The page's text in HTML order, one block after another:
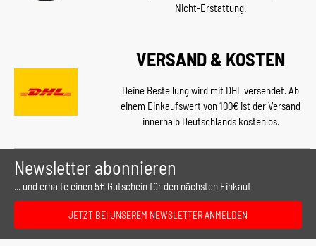
Nicht-Erstattung.
VERSAND & KOSTEN
Deine Bestellung wird mit DHL versendet. Ab
einem Einkaufswert von 100€ ist der Versand
innerhalb Deutschlands kostenlos.
Newsletter abonnieren
... und erhalte einen 5€ Gutschein für den nächsten Einkauf
JETZT BEI UNSEREM NEWSLETTER ANMELDEN